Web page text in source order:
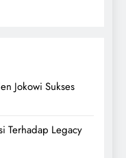
Jokowi Sukses
Terhadap Legacy